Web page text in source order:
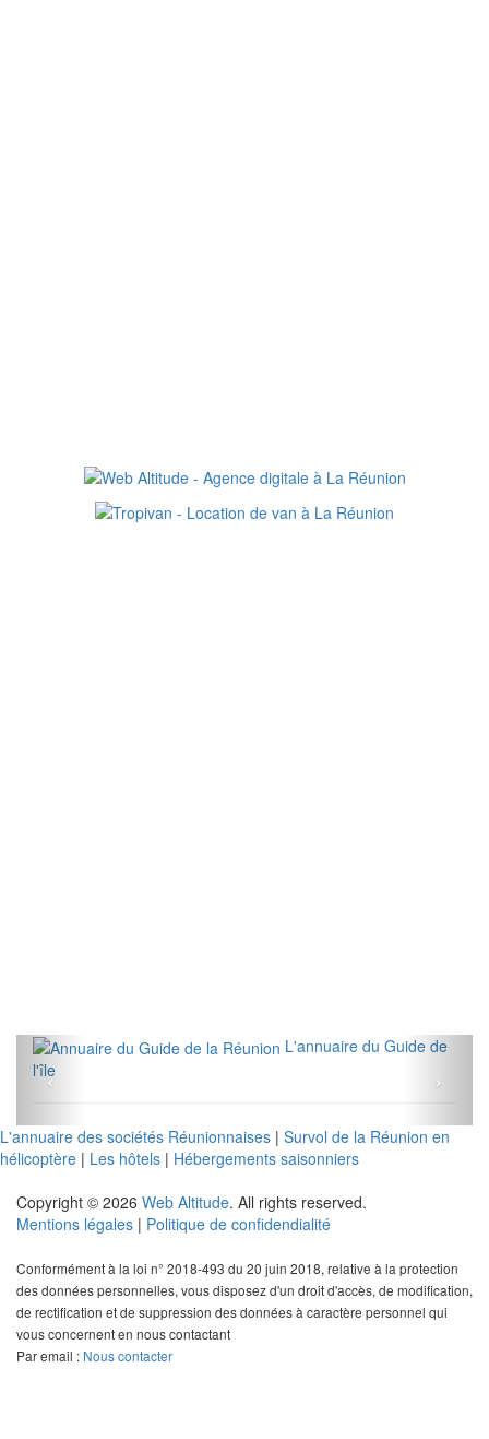
L'annuaire du Guide de
l'île
L'annuaire des sociétés Réunionnaises | Survol de la Réunion en
hélicoptère | Les hôtels | Hébergements saisonniers
Copyright © 2026 Web Altitude. All rights reserved.
Mentions légales | Politique de confidendialité
Conformément à la loi n° 2018-493 du 20 juin 2018, relative à la protection
des données personnelles, vous disposez d'un droit d'accès, de modification,
de rectification et de suppression des données à caractère personnel qui
vous concernent en nous contactant
Par email : Nous contacter